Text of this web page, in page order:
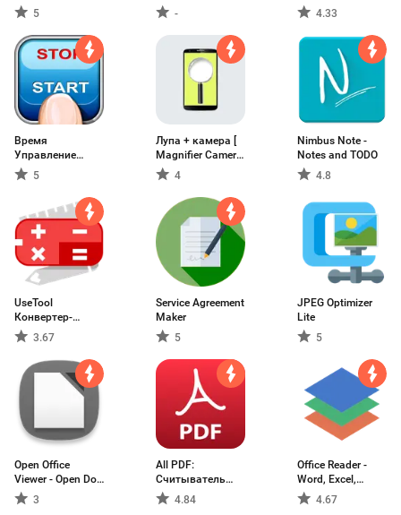
5
менеджер
-
List 4.33
Время
Управление
записью
5
Лупа + камера [
Magnifier Camera
]
4
Nimbus Note -
Notes and TODO
4.8
UseTool
Конвертер-
калькулятор
3.67
Service Agreement
Maker
5
JPEG Optimizer
Lite
5
Open Office
Viewer - Open Doc
Format и PDF
Reader
3
All PDF:
Считыватель
PDF для Android,
сжатие PDF
4.84
Office Reader -
Word, Excel,
PowerPoint и PDF
4.67